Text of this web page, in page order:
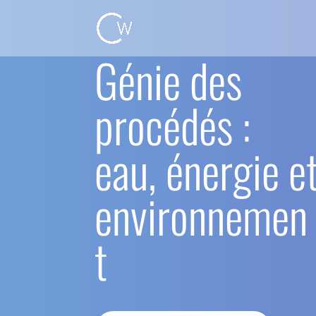
Génie des
procédés :
eau, énergie
environnemen
t